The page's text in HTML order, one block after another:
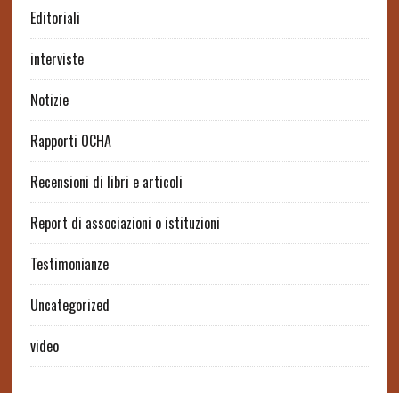
Editoriali
interviste
Notizie
Rapporti OCHA
Recensioni di libri e articoli
Report di associazioni o istituzioni
Testimonianze
Uncategorized
video